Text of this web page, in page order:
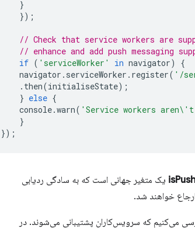
}
});
// Check that service workers are
// enhance and add push messaging
if ( 'serviceWorker' in navigator)
{
navigator . serviceWorker . register( '/
. then(initialiseState);
} else {
console.warn( 'Service workers
}
});
یک متغیر جهانی است که به سادگی ردیابی
خواهند شد.
می‌کنیم که سرویس‌کاران پشتیبانی می‌شوند. در